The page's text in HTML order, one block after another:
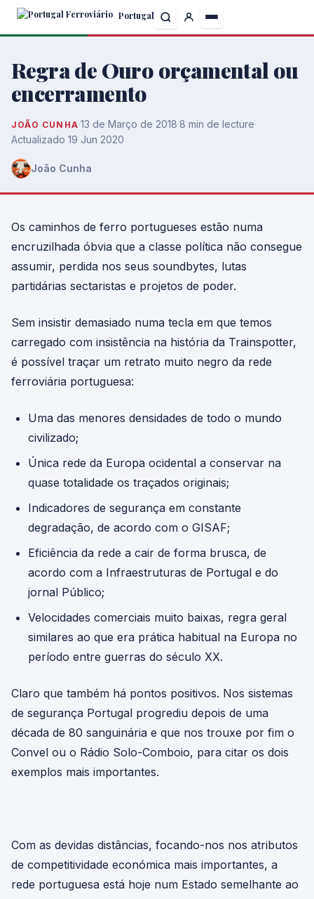
Skip
content
Portugal
Regra de Ouro orçamental ou
encerramento
JOÃO CUNHA·13 de Março de 2018·8 min de lecture·
Actualizado 19 Jun 2020
João Cunha
Os caminhos de ferro portugueses estão numa
encruzilhada óbvia que a classe política não consegue
assumir, perdida nos seus soundbytes, lutas
partidárias sectaristas e projetos de poder.
Sem insistir demasiado numa tecla em que temos
carregado com insistência na história da Trainspotter,
é possível traçar um retrato muito negro da rede
ferroviária portuguesa:
Uma das menores densidades de todo o mundo
civilizado;
Única rede da Europa ocidental a conservar na
quase totalidade os traçados originais;
Indicadores de segurança em constante
degradação, de acordo com o GISAF;
Eficiência da rede a cair de forma brusca, de
acordo com a Infraestruturas de Portugal e do
jornal Público;
Velocidades comerciais muito baixas, regra geral
similares ao que era prática habitual na Europa no
período entre guerras do século XX.
Claro que também há pontos positivos. Nos sistemas
de segurança Portugal progrediu depois de uma
década de 80 sanguinária e que nos trouxe por fim o
Convel ou o Rádio Solo-Comboio, para citar os dois
exemplos mais importantes.
Com as devidas distâncias, focando-nos nos atributos
de competitividade económica mais importantes, a
rede portuguesa está hoje num Estado semelhante ao